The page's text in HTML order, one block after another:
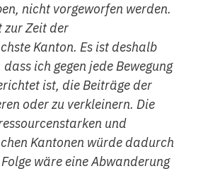
nicht vorgeworfen werden.
zur Zeit der
Kanton. Es ist deshalb
ich gegen jede Bewegung
ist, die Beiträge der
oder zu verkleinern. Die
und
Kantonen würde dadurch
wäre eine Abwanderung